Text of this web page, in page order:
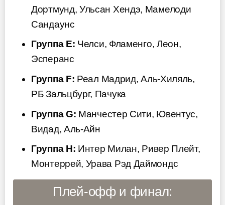
Дортмунд, Ульсан Хендэ, Мамелоди
Сандаунс
Группа E: Челси, Фламенго, Леон,
Эсперанс
Группа F: Реал Мадрид, Аль-Хиляль,
РБ Зальцбург, Пачука
Группа G: Манчестер Сити, Ювентус,
Видад, Аль-Айн
Группа H: Интер Милан, Ривер Плейт,
Монтеррей, Урава Рэд Даймондс
Плей-офф и финал: